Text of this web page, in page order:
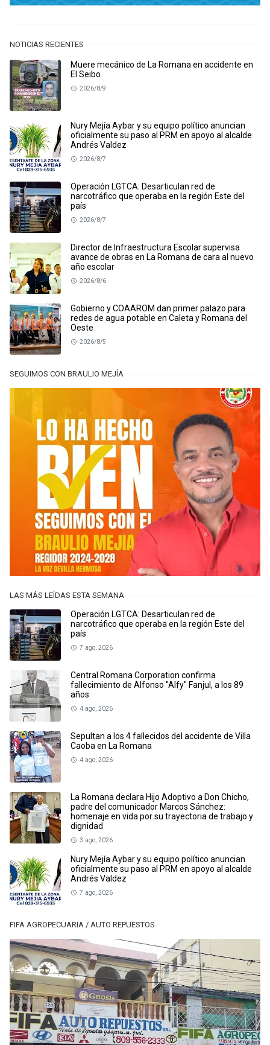
NOTICIAS RECIENTES
Muere mecánico de La Romana en accidente en
El Seibo
2026/8/9
Nury Mejía Aybar y su equipo político anuncian
oficialmente su paso al PRM en apoyo al alcalde
Andrés Valdez
2026/8/7
Operación LGTCA: Desarticulan red de
narcotráfico que operaba en la región Este del
país
2026/8/7
Director de Infraestructura Escolar supervisa
avance de obras en La Romana de cara al nuevo
año escolar
2026/8/6
Gobierno y COAAROM dan primer palazo para
redes de agua potable en Caleta y Romana del
Oeste
2026/8/5
SEGUIMOS CON BRAULIO MEJÍA
LAS MÁS LEÍDAS ESTA SEMANA
Operación LGTCA: Desarticulan red de
narcotráfico que operaba en la región Este del
país
7 ago, 2026
Central Romana Corporation confirma
fallecimiento de Alfonso "Alfy" Fanjul, a los 89
años
4 ago, 2026
Sepultan a los 4 fallecidos del accidente de Villa
Caoba en La Romana
4 ago, 2026
La Romana declara Hijo Adoptivo a Don Chicho,
padre del comunicador Marcos Sánchez:
homenaje en vida por su trayectoria de trabajo y
dignidad
3 ago, 2026
Nury Mejía Aybar y su equipo político anuncian
oficialmente su paso al PRM en apoyo al alcalde
Andrés Valdez
7 ago, 2026
FIFA AGROPECUARIA / AUTO REPUESTOS